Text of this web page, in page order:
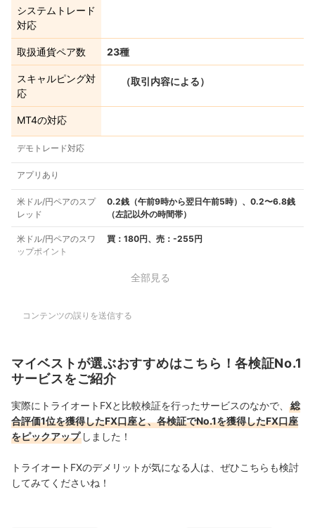
システムトレード
対応
取扱通貨ペア数 23種
スキャルピング対
応
（取引内容による）
MT4の対応
デモトレード対応
アプリあり
米ドル/円ペアのスプ
レッド
0.2銭（午前9時から翌日午前5時）、0.2〜6.8銭
（左記以外の時間帯）
米ドル/円ペアのスワ
ップポイント
買：180円、売：-255円
全部見る
コンテンツの誤りを送信する
マイベストが選ぶおすすめはこちら！各検証No.1
サービスをご紹介
実際にトライオートFXと比較検証を行ったサービスのなかで、
総
合評価1位を獲得したFX口座と、各検証でNo.1を獲得したFX口座
をピックアップ しました！
トライオートFXのデメリットが気になる人は、ぜひこちらも検討
してみてくださいね！